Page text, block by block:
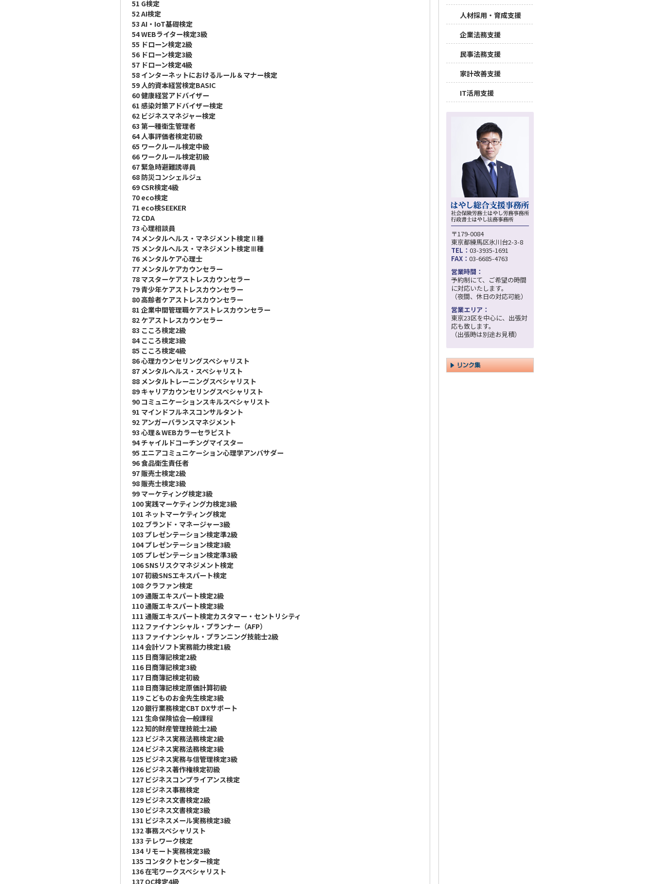
51 G検定
52 AI検定
53 AI・IoT基礎検定
54 WEBライター検定3級
55 ドローン検定2級
56 ドローン検定3級
57 ドローン検定4級
58 インターネットにおけるルール＆マナー検定
59 人的資本経営検定BASIC
60 健康経営アドバイザー
61 感染対策アドバイザー検定
62 ビジネスマネジャー検定
63 第一種衛生管理者
64 人事評価者検定初級
65 ワークルール検定中級
66 ワークルール検定初級
67 緊急時避難誘導員
68 防災コンシェルジュ
69 CSR検定4級
70 eco検定
71 eco検SEEKER
72 CDA
73 心理相談員
74 メンタルヘルス・マネジメント検定Ⅱ種
75 メンタルヘルス・マネジメント検定Ⅲ種
76 メンタルケア心理士
77 メンタルケアカウンセラー
78 マスターケアストレスカウンセラー
79 青少年ケアストレスカウンセラー
80 高齢者ケアストレスカウンセラー
81 企業中間管理職ケアストレスカウンセラー
82 ケアストレスカウンセラー
83 こころ検定2級
84 こころ検定3級
85 こころ検定4級
86 心理カウンセリングスペシャリスト
87 メンタルヘルス・スペシャリスト
88 メンタルトレーニングスペシャリスト
89 キャリアカウンセリングスペシャリスト
90 コミュニケーションスキルスペシャリスト
91 マインドフルネスコンサルタント
92 アンガーバランスマネジメント
93 心理＆WEBカラーセラピスト
94 チャイルドコーチングマイスター
95 エニアコミュニケーション心理学アンバサダー
96 食品衛生責任者
97 販売士検定2級
98 販売士検定3級
99 マーケティング検定3級
100 実践マーケティング力検定3級
101 ネットマーケティング検定
102 ブランド・マネージャー3級
103 プレゼンテーション検定準2級
104 プレゼンテーション検定3級
105 プレゼンテーション検定準3級
106 SNSリスクマネジメント検定
107 初級SNSエキスパート検定
108 クラファン検定
109 通販エキスパート検定2級
110 通販エキスパート検定3級
111 通販エキスパート検定カスタマー・セントリシティ
112 ファイナンシャル・プランナー（AFP）
113 ファイナンシャル・プランニング技能士2級
114 会計ソフト実務能力検定1級
115 日商簿記検定2級
116 日商簿記検定3級
117 日商簿記検定初級
118 日商簿記検定原価計算初級
119 こどものお金先生検定3級
120 銀行業務検定CBT DXサポート
121 生命保険協会一般課程
122 知的財産管理技能士2級
123 ビジネス実務法務検定2級
124 ビジネス実務法務検定3級
125 ビジネス実務与信管理検定3級
126 ビジネス著作権検定初級
127 ビジネスコンプライアンス検定
128 ビジネス事務検定
129 ビジネス文書検定2級
130 ビジネス文書検定3級
131 ビジネスメール実務検定3級
132 事務スペシャリスト
133 テレワーク検定
134 リモート実務検定3級
135 コンタクトセンター検定
136 在宅ワークスペシャリスト
137 QC検定4級
人材採用・育成支援
企業法務支援
民事法務支援
家計改善支援
IT活用支援
〒179-0084
東京都練馬区氷川台2-3-8
TEL： 03-3935-1691
FAX： 03-6685-4763
営業時間：
予約制にて、ご希望の時間
に対応いたします。
（夜間、休日の対応可能）
営業エリア：
東京23区を中心に、出張対
応も致します。
（出張時は別途お見積）